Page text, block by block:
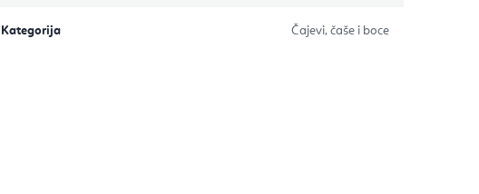
Kategorija Čajevi, čaše i boce